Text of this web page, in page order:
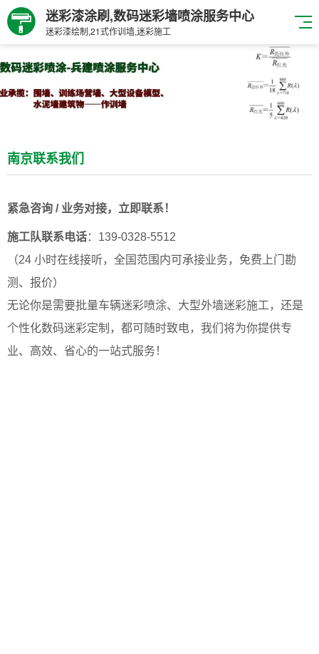
迷彩漆涂刷,数码迷彩墙喷涂服务中心
迷彩漆绘制,21式作训墙,迷彩施工
南京联系我们
紧急咨询 / 业务对接，立即联系！
施工队联系电话：139-0328-5512
（24 小时在线接听，全国范围内可承接业务，免费上门勘
测、报价）
无论你是需要批量车辆迷彩喷涂、大型外墙迷彩施工，还是
个性化数码迷彩定制，都可随时致电，我们将为你提供专
业、高效、省心的一站式服务！